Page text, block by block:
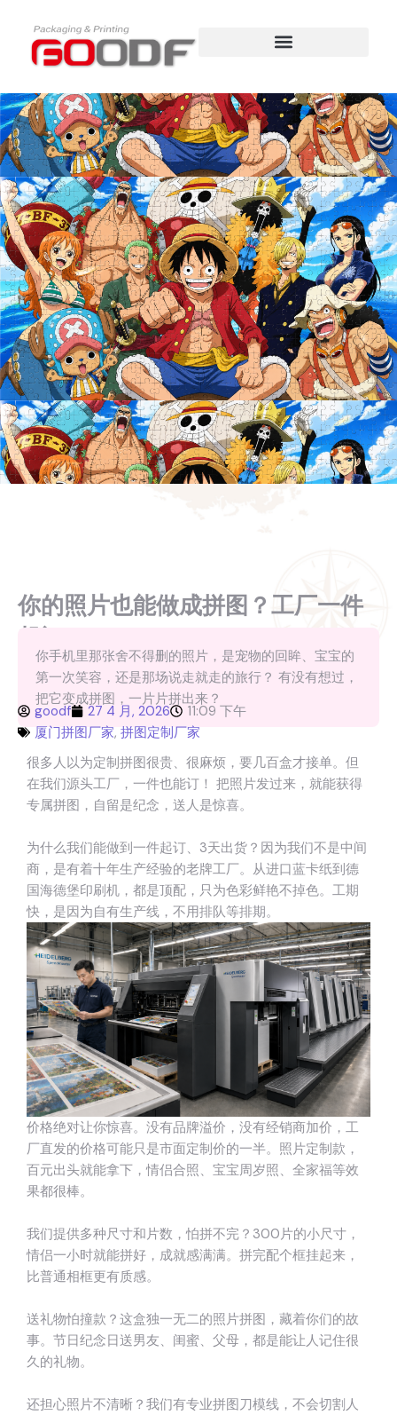
你的照片也能做成拼图？工厂一件
起订
你手机里那张舍不得删的照片，是宠物的回眸、宝宝的
第一次笑容，还是那场说走就走的旅行？ 有没有想过，
把它变成拼图，一片片拼出来？
goodf 27 4 月, 2026
11:09 下午
厦门拼图厂家, 拼图定制厂家
很多人以为定制拼图很贵、很麻烦，要几百盒才接单。但
在我们源头工厂，一件也能订！ 把照片发过来，就能获得
专属拼图，自留是纪念，送人是惊喜。
为什么我们能做到一件起订、3天出货？因为我们不是中间
商，是有着十年生产经验的老牌工厂。从进口蓝卡纸到德
国海德堡印刷机，都是顶配，只为色彩鲜艳不掉色。工期
快，是因为自有生产线，不用排队等排期。
价格绝对让你惊喜。没有品牌溢价，没有经销商加价，工
厂直发的价格可能只是市面定制价的一半。照片定制款，
百元出头就能拿下，情侣合照、宝宝周岁照、全家福等效
果都很棒。
我们提供多种尺寸和片数，怕拼不完？300片的小尺寸，
情侣一小时就能拼好，成就感满满。拼完配个框挂起来，
比普通相框更有质感。
送礼物怕撞款？这盒独一无二的照片拼图，藏着你们的故
事。节日纪念日送男友、闺蜜、父母，都是能让人记住很
久的礼物。
还担心照片不清晰？我们有专业拼图刀模线，不会切割人